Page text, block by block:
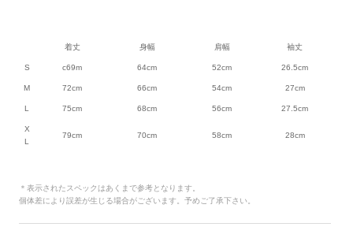
着丈 身幅 肩幅 袖丈
S c69m 64cm 52cm 26.5cm
M 72cm 66cm 54cm 27cm
L 75cm 68cm 56cm 27.5cm
X
L
79cm 70cm 58cm 28cm
＊表示されたスペックはあくまで参考となります。
個体差により誤差が生じる場合がございます。予めご了承下さい。